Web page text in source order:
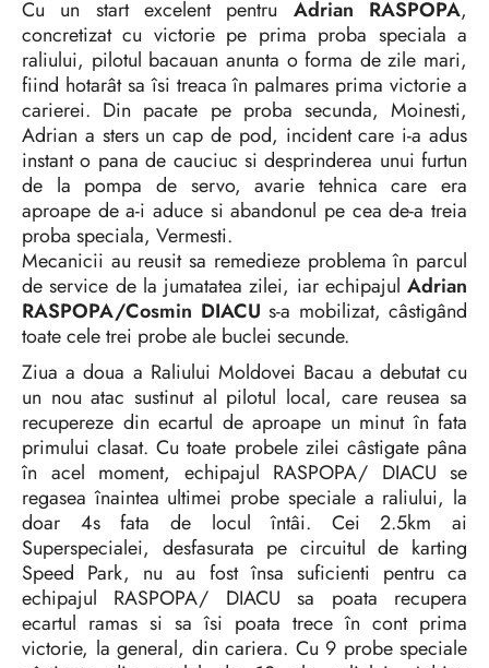
Cu un start excelent pentru Adrian RASPOPA,
concretizat cu victorie pe prima proba speciala a
raliului, pilotul bacauan anunta o forma de zile mari,
fiind hotarât sa îsi treaca în palmares prima victorie a
carierei. Din pacate pe proba secunda, Moinesti,
Adrian a sters un cap de pod, incident care i-a adus
instant o pana de cauciuc si desprinderea unui furtun
de la pompa de servo, avarie tehnica care era
aproape de a-i aduce si abandonul pe cea de-a treia
proba speciala, Vermesti.
Mecanicii au reusit sa remedieze problema în parcul
de service de la jumatatea zilei, iar echipajul Adrian
RASPOPA/Cosmin DIACU s-a mobilizat, câstigând
toate cele trei probe ale buclei secunde.
Ziua a doua a Raliului Moldovei Bacau a debutat cu
un nou atac sustinut al pilotul local, care reusea sa
recupereze din ecartul de aproape un minut în fata
primului clasat. Cu toate probele zilei câstigate pâna
în acel moment, echipajul RASPOPA/ DIACU se
regasea înaintea ultimei probe speciale a raliului, la
doar 4s fata de locul întâi. Cei 2.5km ai
Superspecialei, desfasurata pe circuitul de karting
Speed Park, nu au fost însa suficienti pentru ca
echipajul RASPOPA/ DIACU sa poata recupera
ecartul ramas si sa îsi poata trece în cont prima
victorie, la general, din cariera. Cu 9 probe speciale